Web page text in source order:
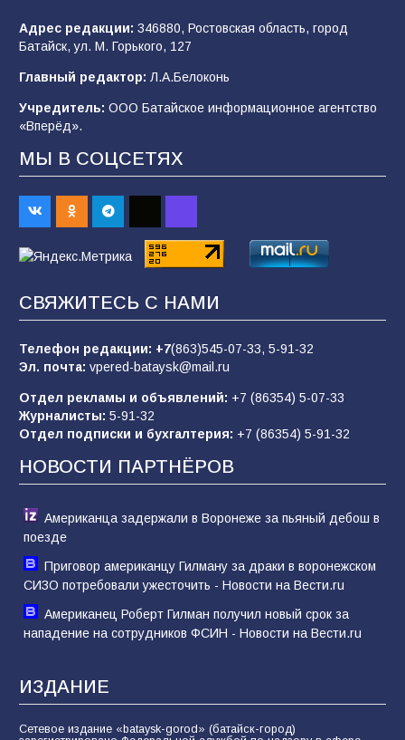
«Мобилизация или набор?» Что на самом
2026 года
101 03.08.2026
В Батайске продолжаются дорожные работы
98 04.08.2026
пропагандистский вброс
«Слухами Москву не возьмёшь»: почему
заявления Киева о мобилизации — это
отчаяние, а не разведка
81 02.08.2026
Адрес редакции: 346880, Ростовская область, город
Батайск, ул. М. Горького, 127
Главный редактор: Л.А.Белоконь
Учредитель: ООО Батайское информационное агентство
«Вперёд».
МЫ В СОЦСЕТЯХ
СВЯЖИТЕСЬ С НАМИ
Телефон редакции: +7(863)545-07-33, 5-91-32
Эл. почта: vpered-bataysk@mail.ru
Отдел рекламы и объявлений: +7 (86354) 5-07-33
Журналисты: 5-91-32
Отдел подписки и бухгалтерия: +7 (86354) 5-91-32
НОВОСТИ ПАРТНЁРОВ
Американца задержали в Воронеже за пьяный дебош в
поезде
Приговор американцу Гилману за драки в воронежском
СИЗО потребовали ужесточить - Новости на Вести.ru
Американец Роберт Гилман получил новый срок за
нападение на сотрудников ФСИН - Новости на Вести.ru
ИЗДАНИЕ
Сетевое издание «bataysk-gorod» (батайск-город)